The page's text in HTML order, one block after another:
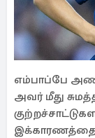
எம்பாப்பே
அவர் மீது
இக்காரணத்தை